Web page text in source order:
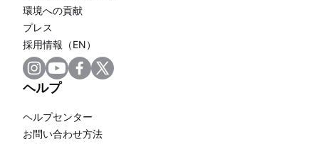
環境への貢献
プレス
採用情報（EN）
ヘルプ
ヘルプセンター
お問い合わせ方法